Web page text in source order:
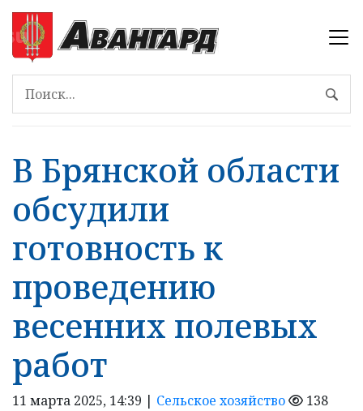
В Брянской области
обсудили
готовность к
проведению
весенних полевых
работ
11 марта 2025, 14:39 | Сельское хозяйство 138